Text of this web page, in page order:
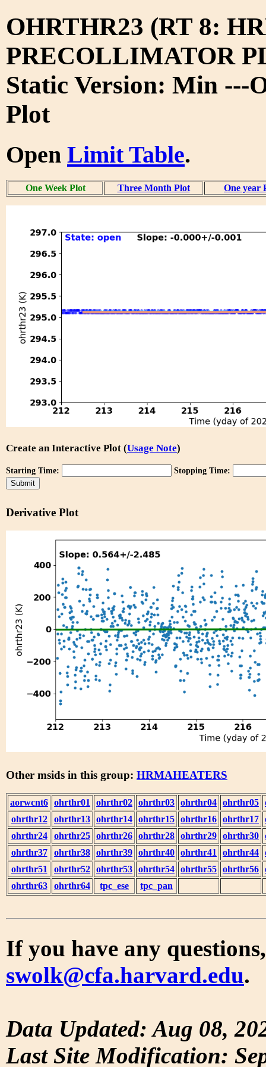
OHRTHR23 (RT 8:
PRECOLLIMATOR
Static Version: Min ---
Plot
Open Limit Table.
One Week Plot Three Month Plot One year
Create an Interactive Plot (Usage Note)
Starting Time: Stopping Time:
Derivative Plot
Other msids in this group: HRMAHEATERS
aorwcnt6 ohrthr01 ohrthr02 ohrthr03 ohrthr04 ohrthr05
ohrthr12
ohrthr13 ohrthr14 ohrthr15 ohrthr16 ohrthr17
ohrthr24
ohrthr25 ohrthr26 ohrthr28 ohrthr29 ohrthr30
ohrthr37
ohrthr38 ohrthr39 ohrthr40 ohrthr41 ohrthr44
ohrthr51
ohrthr52 ohrthr53 ohrthr54 ohrthr55 ohrthr56
ohrthr63
ohrthr64 tpc_ese tpc_pan
If you have any
swolk@cfa.harvard.edu.
Data Updated: Aug 08,
Last Site Modification: